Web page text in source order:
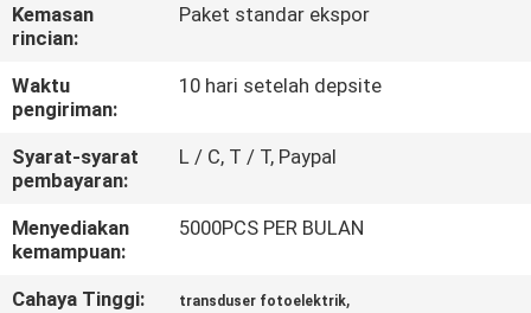
HUBUNGI
KAMI
PERMINTAAN
BERITA
Kemasan
rincian:
Paket standar ekspor
Waktu
pengiriman:
10 hari setelah depsite
Syarat-syarat
pembayaran:
L / C, T / T, Paypal
Menyediakan
kemampuan:
5000PCS PER BULAN
Cahaya Tinggi: transduser fotoelektrik,